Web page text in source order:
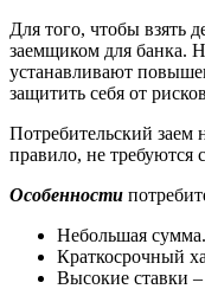
Для того, чтобы взять
заемщиком для банка.
устанавливают
защитить себя от
Потребительский заем
правило, не требуются
Особенности
Небольшая сумма.
Краткосрочный
Высокие ставки